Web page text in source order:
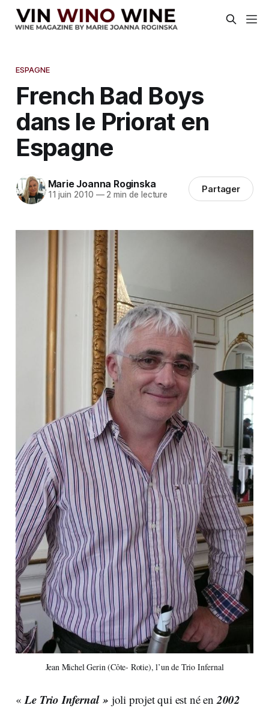
ESPAGNE
French Bad Boys
dans le Priorat en
Espagne
Marie Joanna Roginska
11 juin 2010 —2 min de lecture Partager
Jean Michel Gerin (Côte- Rotie), l’un de Trio Infernal
« Le Trio Infernal » joli projet qui est né en 2002